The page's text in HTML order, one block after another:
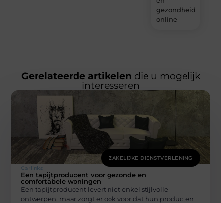
online
Gerelateerde artikelen die u mogelijk
interesseren
ZAKELIJKE DIENSTVERLENING
Carlinks
Een tapijtproducent voor gezonde en
comfortabele woningen
Een tapijtproducent levert niet enkel stijlvolle
ontwerpen, maar zorgt er ook voor dat hun producten